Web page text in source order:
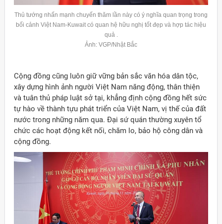
Thủ tướng nhấn mạnh chuyến thăm lần này có ý nghĩa quan trọng trong
bối cảnh Việt Nam-Kuwaitcó quan hệ hữu nghị tốt đẹp và hợp tác hiệu
quả .
Ảnh: VGP/Nhật Bắc
Cộng đồng cũng luôn giữ vững bản sắc văn hóa dân tộc,
xây dựng hình ảnh người Việt Nam năng động, thân thiện
và tuân thủ pháp luật sở tại, khẳng định cộng đồng hết sức
tự hào về thành tựu phát triển của Việt Nam, vị thế của đất
nước trong những năm qua. Đại sứ quán thường xuyên tổ
chức các hoạt động kết nối, chăm lo, bảo hộ công dân và
cộng đồng.